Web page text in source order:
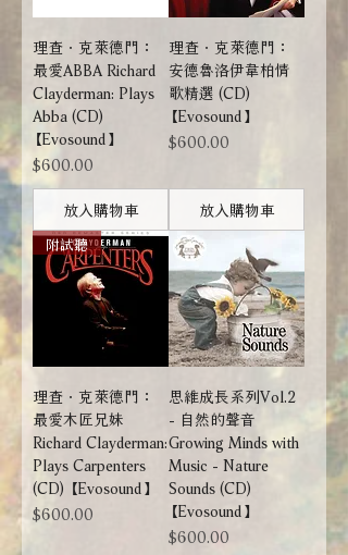
理查．克萊德門：
最愛ABBA Richard
Clayderman: Plays
Abba (CD)
【Evosound】
價格
$600.00
放入購物車
理查．克萊德門：
安德魯洛伊韋柏情
歌精選 (CD)
【Evosound】
價格
$600.00
放入購物車
附試聽
理查．克萊德門：
最愛木匠兄妹
Richard Clayderman:
Plays Carpenters
(CD) 【Evosound】
價格
$600.00
思維成長系列Vol.2
- 自然的聲音
Growing Minds with
Music - Nature
Sounds (CD)
【Evosound】
價格
$600.00